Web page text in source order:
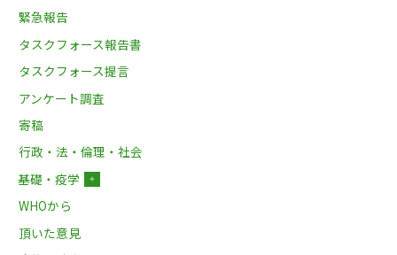
緊急報告
タスクフォース報告書
タスクフォース提言
アンケート調査
寄稿
行政・法・倫理・社会
基礎・疫学
＋
WHOから
頂いた意見